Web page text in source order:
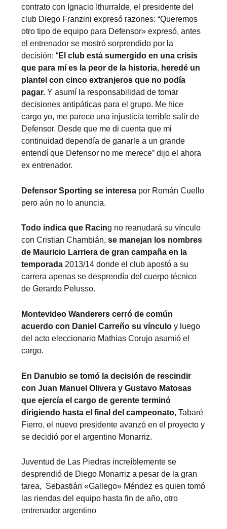
contrato con Ignacio Ithurralde, el presidente del
club Diego Franzini expresó razones: “Queremos
otro tipo de equipo para Defensor» expresó, antes
el entrenador se mostró sorprendido por la
decisión: “El club está sumergido en una crisis
que para mí es la peor de la historia, heredé un
plantel con cinco extranjeros que no podía
pagar. Y asumí la responsabilidad de tomar
decisiones antipáticas para el grupo. Me hice
cargo yo, me parece una injusticia terrible salir de
Defensor. Desde que me di cuenta que mi
continuidad dependía de ganarle a un grande
entendí que Defensor no me merece” dijo el ahora
ex entrenador.
Defensor Sporting se interesa por Román Cuello
pero aún no lo anuncia.
Todo indica que Racing no reanudará su vínculo
con Cristian Chambián,se manejan los nombres
de Mauricio Larriera de gran campaña en la
temporada 2013/14 donde el club apostó a su
carrera apenas se desprendía del cuerpo técnico
de Gerardo Pelusso.
Montevideo Wanderers cerró de común
acuerdo con Daniel Carreño su vínculo y luego
del acto eleccionario Mathias Corujo asumió el
cargo.
En Danubio se tomó la decisión de rescindir
con Juan Manuel Olivera y Gustavo Matosas
que ejercía el cargo de gerente terminó
dirigiendo hasta el final del campeonato, Tabaré
Fierro, el nuevo presidente avanzó en el proyecto y
se decidió por el argentino Monarriz.
Juventud de Las Piedras increíblemente se
desprendió de Diego Monarriz a pesar de la gran
tarea, Sebastián «Gallego» Méndez es quien tomó
las riendas del equipo hasta fin de año, otro
entrenador argentino